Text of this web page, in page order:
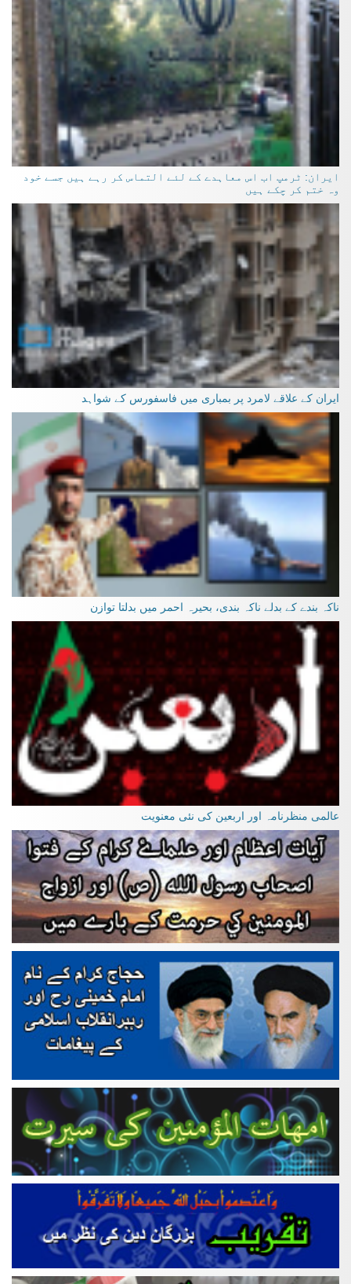
ایران: ٹرمپ اب اس معاہدے کے لئے التماس کر رہے ہیں جسے خود
وہ ختم کر چکے ہیں
ایران کے علاقے لامرد پر بمباری میں فاسفورس کے شواہد
ناکہ بندے کے بدلے ناکہ بندی، بحیرہ احمر میں بدلتا توازن
عالمی منظرنامہ اور اربعین کی نئی معنویت